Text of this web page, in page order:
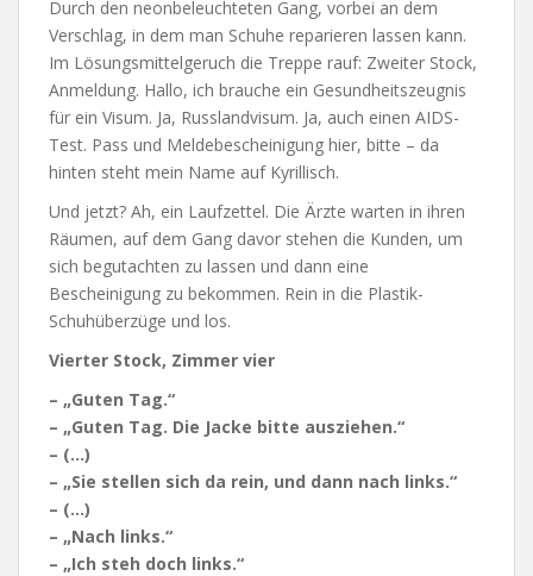
Durch den neonbeleuchteten Gang, vorbei an dem
Verschlag, in dem man Schuhe reparieren lassen kann.
Im Lösungsmittelgeruch die Treppe rauf: Zweiter Stock,
Anmeldung. Hallo, ich brauche ein Gesundheitszeugnis
für ein Visum. Ja, Russlandvisum. Ja, auch einen AIDS-
Test. Pass und Meldebescheinigung hier, bitte – da
hinten steht mein Name auf Kyrillisch.
Und jetzt? Ah, ein Laufzettel. Die Ärzte warten in ihren
Räumen, auf dem Gang davor stehen die Kunden, um
sich begutachten zu lassen und dann eine
Bescheinigung zu bekommen. Rein in die Plastik-
Schuhüberzüge und los.
Vierter Stock, Zimmer vier
– „Guten Tag.“
– „Guten Tag. Die Jacke bitte ausziehen.“
– (…)
– „Sie stellen sich da rein, und dann nach links.“
– (…)
– „Nach links.“
– „Ich steh doch links.“